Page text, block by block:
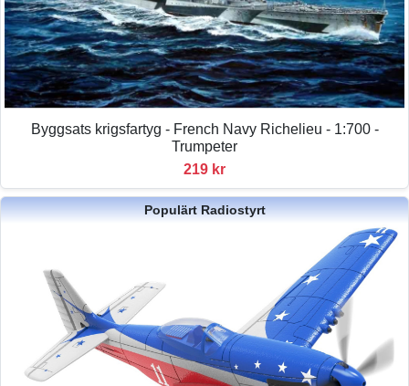
Byggsats krigsfartyg - French Navy Richelieu - 1:700 -
Trumpeter
219 kr
Populärt Radiostyrt